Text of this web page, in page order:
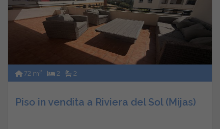
72 m2 2 2
Piso in vendita a Riviera del Sol (Mijas)